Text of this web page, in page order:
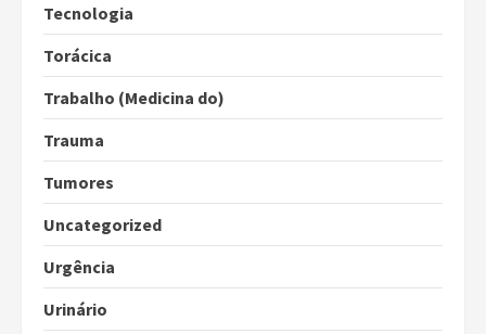
Tecnologia
Torácica
Trabalho (Medicina do)
Trauma
Tumores
Uncategorized
Urgência
Urinário